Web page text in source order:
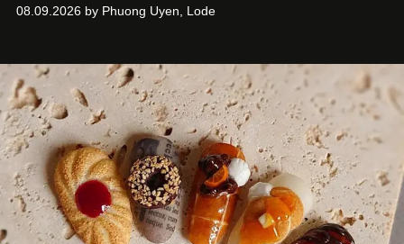
Cà Phê Cà Pháo mang dấu ấn Indochine hoài niệm, thu
08.09.2026 by Phuong Uyen, Lode